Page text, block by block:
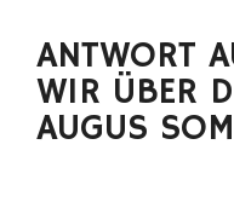
ANTWORT
WIR ÜBER
AUGUS